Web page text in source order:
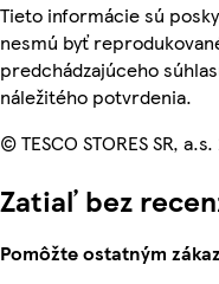
Tieto informácie sú
nesmú byť
predchádzajúceho
náležitého potvrdenia.
© TESCO STORES SR,
Zatiaľ bez
Pomôžte ostatným